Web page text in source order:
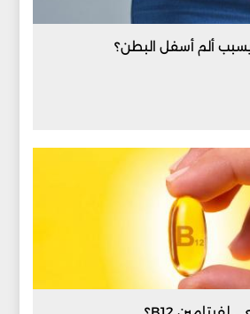
ألم أسفل البطن؟